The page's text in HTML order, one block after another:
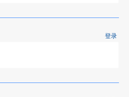
登录